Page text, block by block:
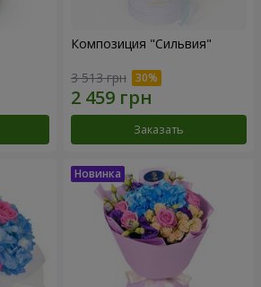
Композиция "Сильвия"
3 513 грн
Заказать